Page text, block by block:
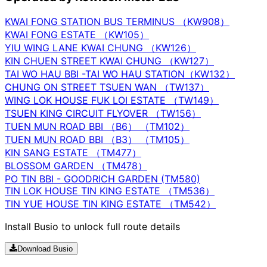
KWAI FONG STATION BUS TERMINUS （KW908）
KWAI FONG ESTATE （KW105）
YIU WING LANE KWAI CHUNG （KW126）
KIN CHUEN STREET KWAI CHUNG （KW127）
TAI WO HAU BBI -TAI WO HAU STATION（KW132）
CHUNG ON STREET TSUEN WAN （TW137）
WING LOK HOUSE FUK LOI ESTATE （TW149）
TSUEN KING CIRCUIT FLYOVER （TW156）
TUEN MUN ROAD BBI （B6） （TM102）
TUEN MUN ROAD BBI （B3） （TM105）
KIN SANG ESTATE （TM477）
BLOSSOM GARDEN （TM478）
PO TIN BBI - GOODRICH GARDEN (TM580)
TIN LOK HOUSE TIN KING ESTATE （TM536）
TIN YUE HOUSE TIN KING ESTATE （TM542）
Install Busio to unlock full route details
Download Busio